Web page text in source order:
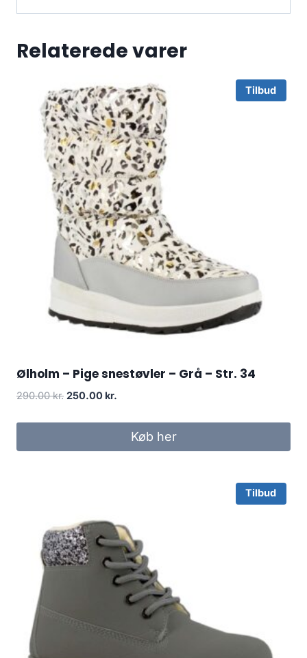
Relaterede varer
Tilbud
Ølholm – Pige snestøvler – Grå – Str. 34
290.00kr. Original
250.00 kr.
250.00 kr..
Køb her
Tilbud